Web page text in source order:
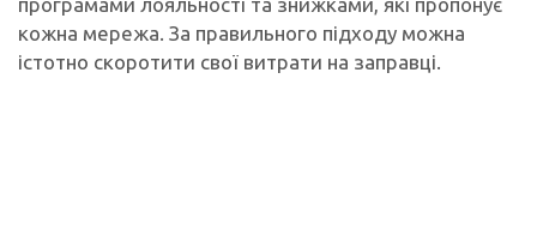
кожна мережа. За правильного підходу можна
істотно скоротити свої витрати на заправці.